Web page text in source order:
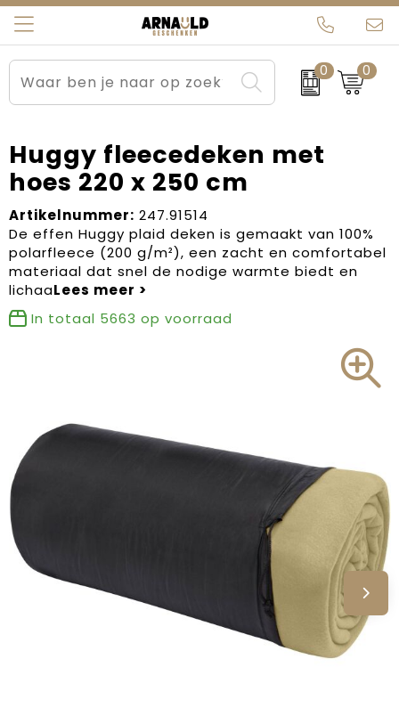
0 0
Relatiegeschenken
Sportkleding
Werkkleding
Kleding en textiel
Tassen
Beurs en Evenementen
Brievenbuspakketten
Carnaval
Dag van de Zorg
Kerstartikelen
Kerstpakketten
Sinterklaas
Zomergeschenken
Arnauld Kerstpakketten
MijnEigenKadootje
Ons team
Contact
Blogs
Huggy fleecedeken met
hoes 220 x 250 cm
Artikelnummer: 247.91514
De effen Huggy plaid deken is gemaakt van 100%
polarfleece (200 g/m²), een zacht en comfortabel
materiaal dat snel de nodige warmte biedt en
lichaa
In totaal 5663 op voorraad